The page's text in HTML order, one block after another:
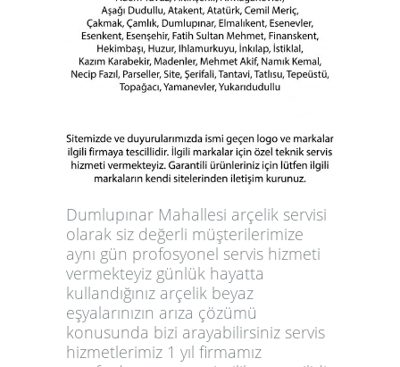
Dumlupınar Mahallesi arçelik servisi
olarak siz değerli müşterilerimize
aynı gün profosyonel servis hizmeti
vermekteyiz günlük hayatta
kullandığınız arçelik beyaz
eşyalarınızın arıza çözümü
konusunda bizi arayabilirsiniz servis
hizmetlerimiz 1 yıl firmamız